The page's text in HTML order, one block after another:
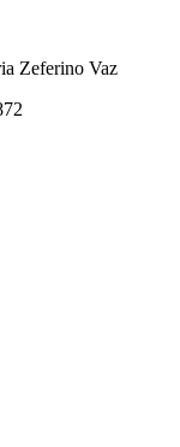
Zeferino Vaz